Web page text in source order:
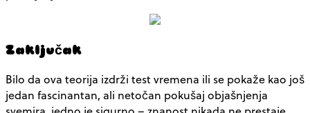
Zaključak
Bilo da ova teorija izdrži test vremena ili se pokaže kao još
jedan fascinantan, ali netočan pokušaj objašnjenja